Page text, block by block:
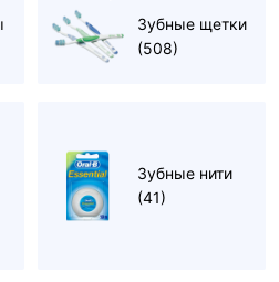
Зубные щетки
(508)
Зубные нити
(41)